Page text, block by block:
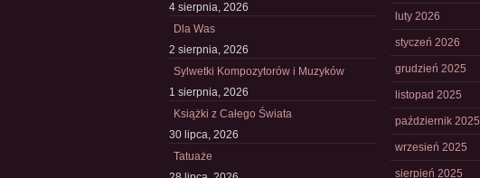
4 sierpnia, 2026
Dla Was
2 sierpnia, 2026
Sylwetki Kompozytorów i Muzyków
1 sierpnia, 2026
Książki z Całego Świata
30 lipca, 2026
Tatuaże
luty 2026
styczeń 2026
grudzień 2025
listopad 2025
październik 2025
wrzesień 2025
sierpień 2025